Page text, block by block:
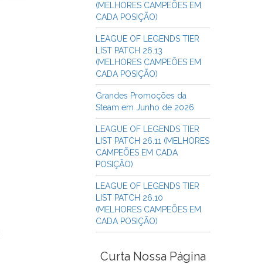
(MELHORES CAMPEÕES EM
CADA POSIÇÃO)
LEAGUE OF LEGENDS TIER
LIST PATCH 26.13
(MELHORES CAMPEÕES EM
CADA POSIÇÃO)
Grandes Promoções da
Steam em Junho de 2026
LEAGUE OF LEGENDS TIER
LIST PATCH 26.11 (MELHORES
CAMPEÕES EM CADA
POSIÇÃO)
LEAGUE OF LEGENDS TIER
LIST PATCH 26.10
(MELHORES CAMPEÕES EM
CADA POSIÇÃO)
Curta Nossa Página